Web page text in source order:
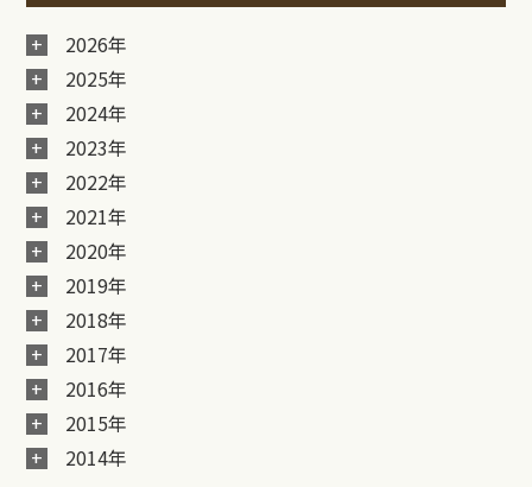
2026年
2025年
2024年
2023年
2022年
2021年
2020年
2019年
2018年
2017年
2016年
2015年
2014年